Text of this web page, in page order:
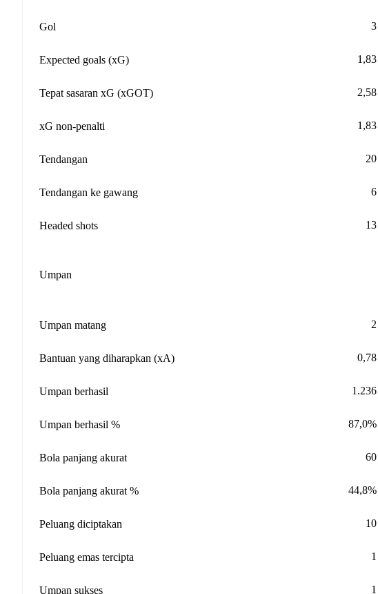
Gol 3
Expected goals (xG) 1,83
Tepat sasaran xG (xGOT) 2,58
xG non-penalti 1,83
Tendangan 20
Tendangan ke gawang 6
Headed shots 13
Umpan
Umpan matang 2
Bantuan yang diharapkan (xA) 0,78
Umpan berhasil 1.236
Umpan berhasil % 87,0%
Bola panjang akurat 60
Bola panjang akurat % 44,8%
Peluang diciptakan 10
Peluang emas tercipta 1
Umpan sukses 1